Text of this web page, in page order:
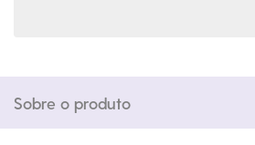
Sobre o produto